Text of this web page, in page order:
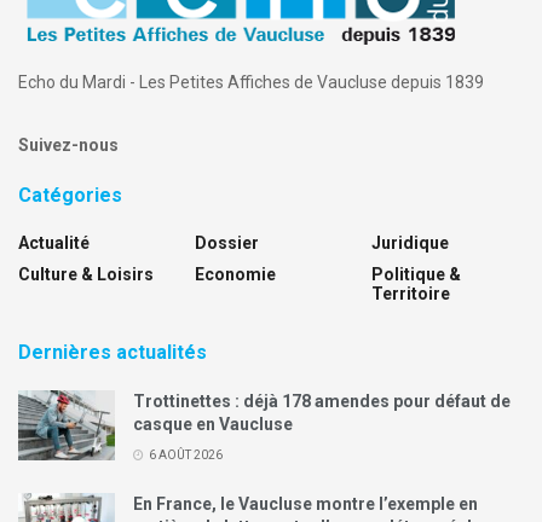
Echo du Mardi - Les Petites Affiches de Vaucluse depuis 1839
Suivez-nous
Catégories
Actualité
Culture & Loisirs
Dossier
Economie
Juridique
Politique &
Territoire
Dernières actualités
Trottinettes : déjà 178 amendes pour défaut de
casque en Vaucluse
6 AOÛT 2026
En France, le Vaucluse montre l’exemple en